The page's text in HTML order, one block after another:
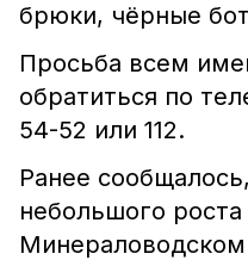
брюки, чёрные
Просьба всем
обратиться по
54-52 или 112.
Ранее
небольшого роста
Минераловодском